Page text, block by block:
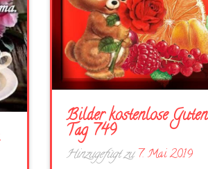
Bilder kostenlose Guten
Tag 749
Hinzugefügt zu7. Mai 2019